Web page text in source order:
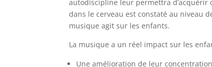
autodiscipline leur permettra d’acquérir
dans le cerveau est constaté au niveau
musique agit sur les enfants.
La musique a un réel impact sur les
Une amélioration de leur